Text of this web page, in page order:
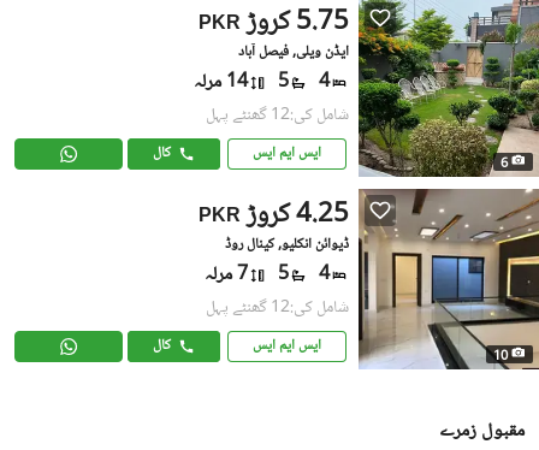
6
PKR 5.75 کروڑ
ایڈن ویلی, فیصل آباد
4
5 14 مرلہ
شامل کی:12 گھنٹے پہل
ایس ایم ایس کال
10
PKR 4.25 کروڑ
ڈیوائن انکلیو, کینال روڈ
4
5 7 مرلہ
شامل کی:12 گھنٹے پہل
ایس ایم ایس کال
مقبول زمرے